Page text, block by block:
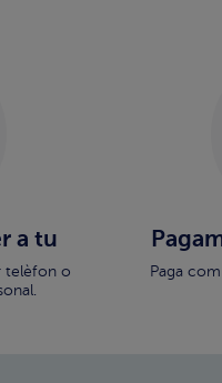
a tu
telèfon o
Paga